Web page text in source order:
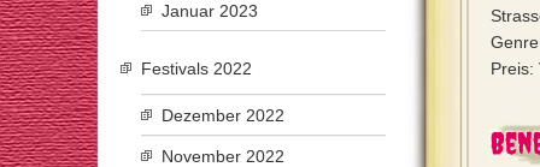
Preis:
Januar 2023
Festivals 2022
Dezember 2022
November 2022